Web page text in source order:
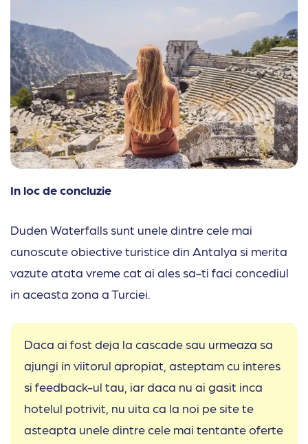
In loc de concluzie
Duden Waterfalls sunt unele dintre cele mai
cunoscute obiective turistice din Antalya si merita
vazute atata vreme cat ai ales sa-ti faci concediul
in aceasta zona a Turciei.
Daca ai fost deja la cascade sau urmeaza sa
ajungi in viitorul apropiat, asteptam cu interes
si feedback-ul tau, iar daca nu ai gasit inca
hotelul potrivit, nu uita ca la noi pe site te
asteapta unele dintre cele mai tentante oferte